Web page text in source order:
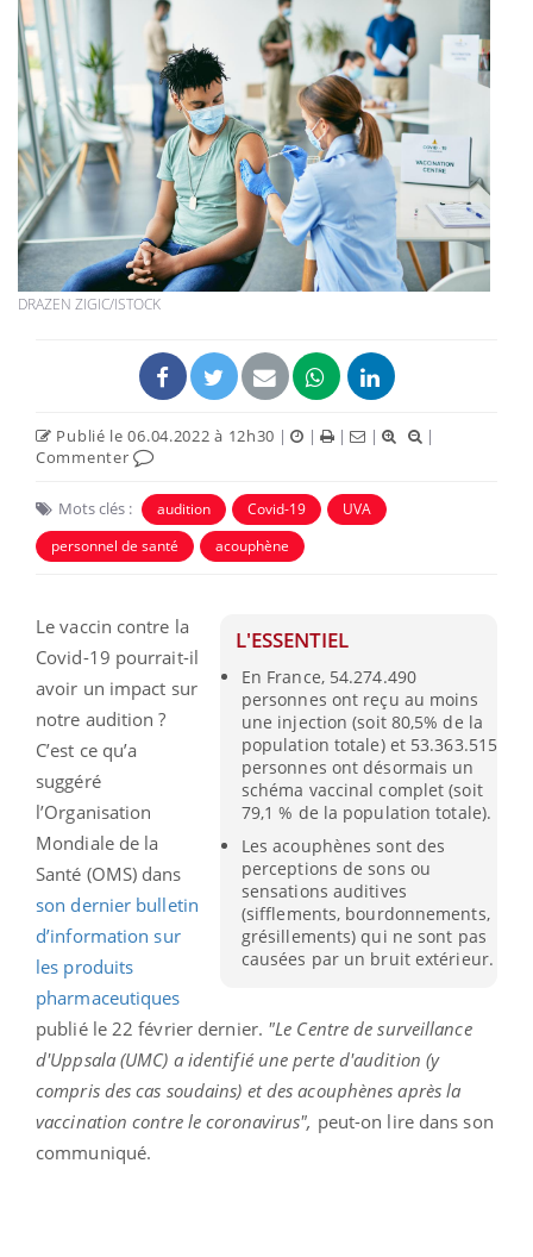
DRAZEN ZIGIC/ISTOCK
Publié le 06.04.2022 à 12h30 | | | |
|
Commenter
Mots clés : audition Covid-19
UVA
personnel de santé
acouphène
L'ESSENTIEL
En France, 54.274.490
personnes ont reçu au moins
une injection (soit 80,5% de la
population totale) et 53.363.515
personnes ont désormais un
schéma vaccinal complet (soit
79,1 % de la population totale).
Les acouphènes sont des
perceptions de sons ou
sensations auditives
(sifflements, bourdonnements,
grésillements) qui ne sont pas
causées par un bruit extérieur.
Le vaccin contre la
Covid-19 pourrait-il
avoir un impact sur
notre audition ?
C’est ce qu’a
suggéré
l’Organisation
Mondiale de la
Santé (OMS) dans
son dernier bulletin
d’information sur
les produits
pharmaceutiques
publié le 22 février dernier. "Le Centre de surveillance
d'Uppsala (UMC) a identifié une perte d'audition (y
compris des cas soudains) et des acouphènes après la
vaccination contre le coronavirus", peut-on lire dans son
communiqué.